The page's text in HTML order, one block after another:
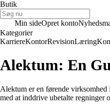
Butik
Min sideOpret konto
Kategorier
KarriereKontorRevisionLæring
Alektum: En
Alektum er en førende
med at inddrive ubetalte